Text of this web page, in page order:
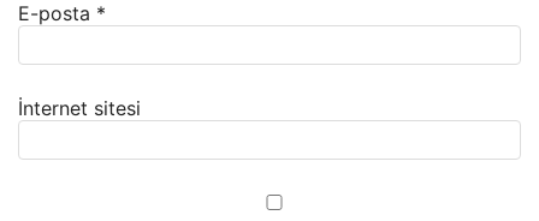
E-posta *
İnternet sitesi